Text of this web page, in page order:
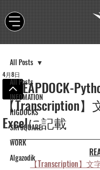
All Posts
INFOMATION
RIGDOCKS
SKYSQUARE
WORK
Algazodik
All Posts
【REAPDOCK-
【Transcription
Excelに記載
4月8日
【Transcription】文